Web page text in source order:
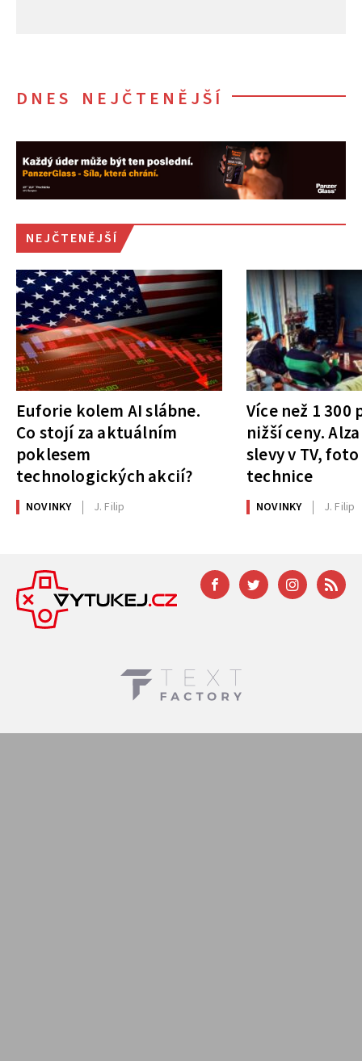
DNES NEJČTENĚJŠÍ
NEJČTENĚJŠÍ
Euforie kolem AI slábne.
Co stojí za aktuálním
poklesem
technologických akcií?
NOVINKY J. Filip
Více než 1
nižší ceny.
slevy v TV,
technice
NOVINKY J. Filip